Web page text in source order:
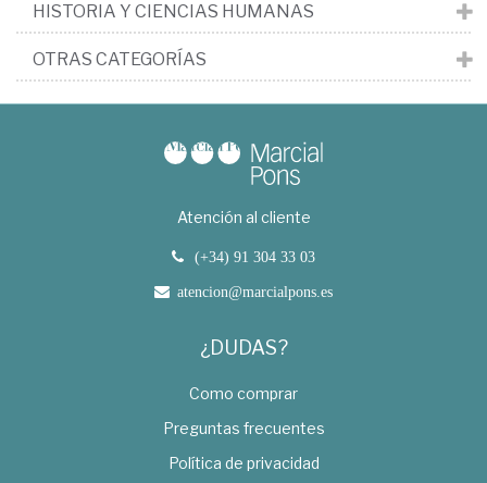
HISTORIA Y CIENCIAS HUMANAS
OTRAS CATEGORÍAS
Atención al cliente
(+34) 91 304 33 03
atencion@marcialpons.es
¿DUDAS?
Como comprar
Preguntas frecuentes
Política de privacidad